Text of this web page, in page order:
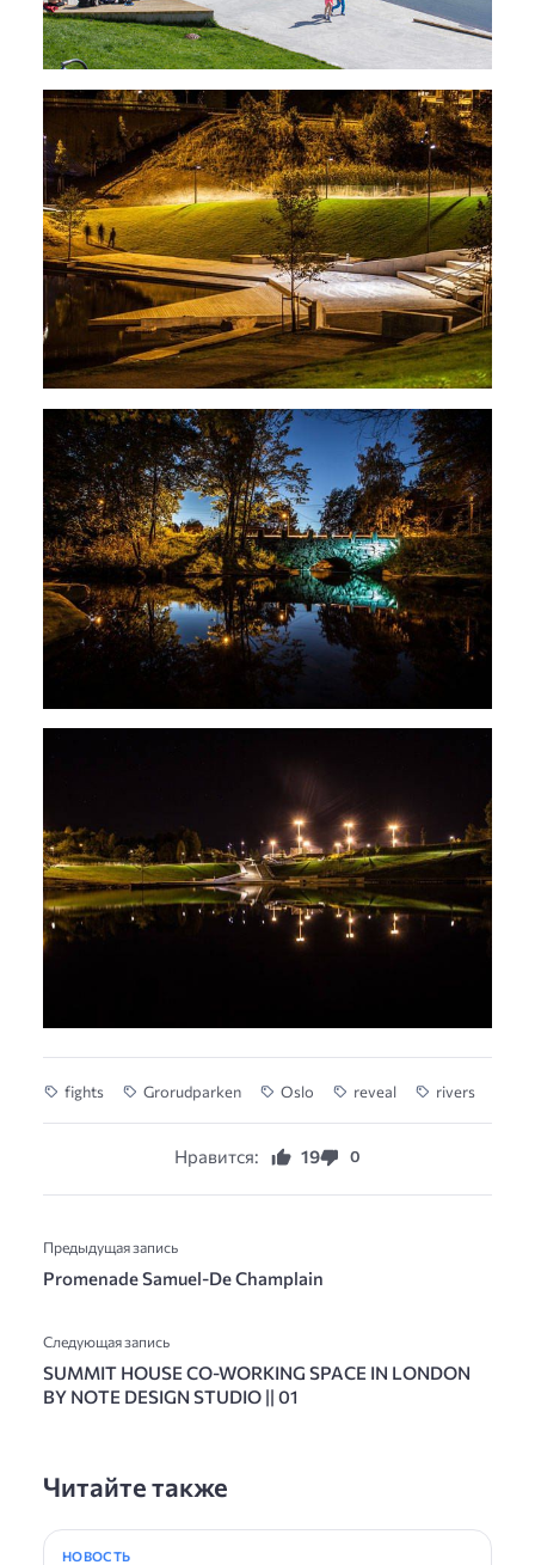
fights Grorudparken Oslo reveal rivers
Нравится: 19 0
Предыдущая запись
Promenade Samuel-De Champlain
Следующая запись
SUMMIT HOUSE CO-WORKING SPACE IN LONDON
BY NOTE DESIGN STUDIO || 01
Читайте также
НОВОСТЬ